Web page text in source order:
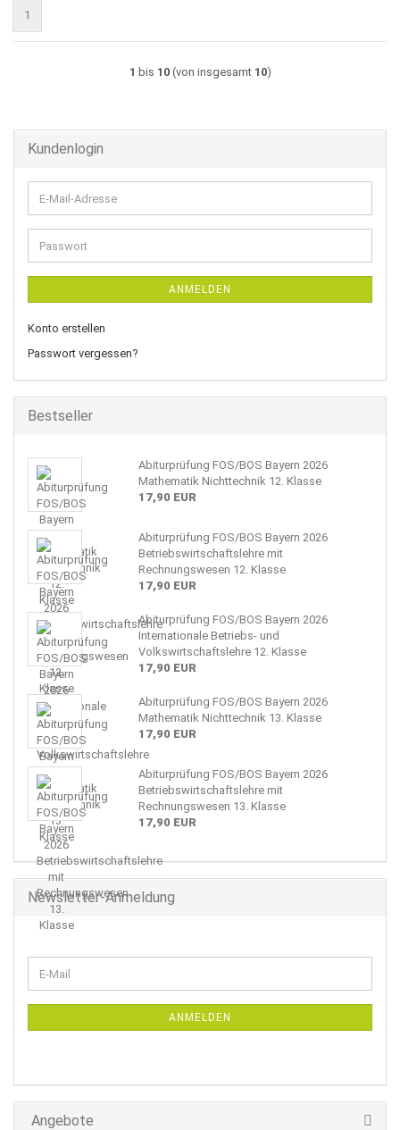
1
1 bis 10(von insgesamt 10)
Kundenlogin
E-
Mail-
Adresse
Passwort
ANMELDEN
Konto erstellen
Passwort vergessen?
Bestseller
Abiturprüfung FOS/BOS Bayern 2026
Mathematik Nichttechnik 12. Klasse
17,90 EUR
Abiturprüfung FOS/BOS Bayern 2026
Betriebswirtschaftslehre mit
Rechnungswesen 12. Klasse
17,90 EUR
Abiturprüfung FOS/BOS Bayern 2026
Internationale Betriebs- und
Volkswirtschaftslehre 12. Klasse
17,90 EUR
Abiturprüfung FOS/BOS Bayern 2026
Mathematik Nichttechnik 13. Klasse
17,90 EUR
Abiturprüfung FOS/BOS Bayern 2026
Betriebswirtschaftslehre mit
Rechnungswesen 13. Klasse
17,90 EUR
Newsletter-Anmeldung
ZUR
E-
Mail
ANMELDEN
Angebote